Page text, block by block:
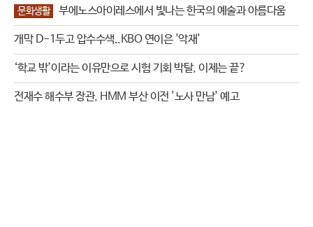
문화생활 부에노스아이레스에서 빛나는 한국의 예술과 아름다움
개막 D-1두고 압수수색..KBO 연이은 '악재'
‘학교 밖’이라는 이유만으로 시험 기회 박탈, 이제는 끝?
전재수 해수부 장관, HMM 부산 이전 '노사 만남' 예고